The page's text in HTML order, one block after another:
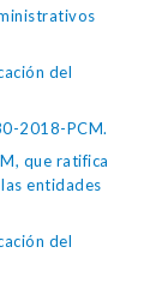
del
2018-PCM.
que ratifica
entidades
del